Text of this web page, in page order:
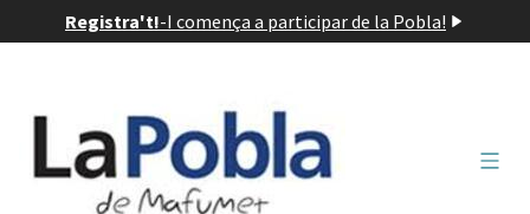
Registra't!-I comença a participar de la Pobla!